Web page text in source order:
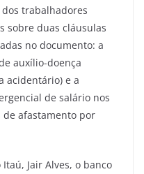
trabalhadores
sobre duas cláusulas
no documento: a
auxílio-doença
acidentário) e a
de salário nos
afastamento por
Jair Alves, o banco